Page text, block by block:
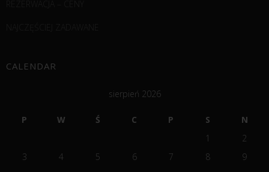
CALENDAR
sierpień 2026
P W Ś C P S
N
1
2
3
4 5 6 7 8
9